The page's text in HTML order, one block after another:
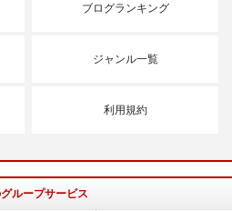
ブログランキング
ジャンル一覧
利用規約
ループサービス